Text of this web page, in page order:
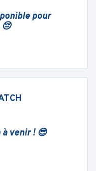
pour
à venir ! 😎